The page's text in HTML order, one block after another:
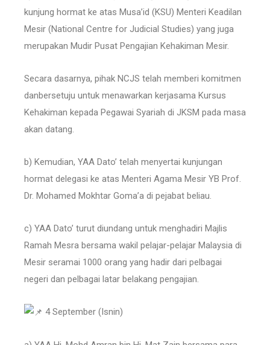
kunjung hormat ke atas Musa’id (KSU) Menteri Keadilan
Mesir (National Centre for Judicial Studies) yang juga
merupakan Mudir Pusat Pengajian Kehakiman Mesir.
Secara dasarnya, pihak NCJS telah memberi komitmen
danbersetuju untuk menawarkan kerjasama Kursus
Kehakiman kepada Pegawai Syariah di JKSM pada masa
akan datang.
b) Kemudian, YAA Dato’ telah menyertai kunjungan
hormat delegasi ke atas Menteri Agama Mesir YB Prof.
Dr. Mohamed Mokhtar Goma’a di pejabat beliau.
c) YAA Dato’ turut diundang untuk menghadiri Majlis
Ramah Mesra bersama wakil pelajar-pelajar Malaysia di
Mesir seramai 1000 orang yang hadir dari pelbagai
negeri dan pelbagai latar belakang pengajian.
4 September (Isnin)